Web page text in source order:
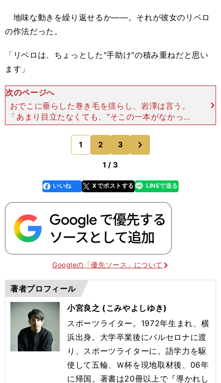
地味な動きを繰り返せるか――。それが彼女のリベロ
の作法だった。
「リベロは、ちょっとした"手助け"の積み重ねだと思い
ます」
次のページへ
おでこに垂らした巻き毛を揺らし、岩澤は言う。
「あまり目立たなくても、"そこの一本がなかった
ら、この点数がとれない"というプレーが大事で。
たとえば、ブロックフォローにしっかり入っていた
から、スパイカー
1 2 3
1 / 3
faceboo
k
いいね Xでポストする
line LINEで送る
Googleの「優先ソース」について
著者プロフィール
小宮良之 (こみやよしゆき)
スポーツライター。1972年生まれ、横
浜出身。大学卒業後にバルセロナに渡
り、スポーツライターに。語学力を駆
使して五輪、Ｗ杯を現地取材後、06年
に帰国。著書は20冊以上で『導かれし